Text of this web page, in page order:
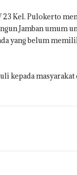
Kel. Pulokerto
Jamban umum
yang belum
kepada